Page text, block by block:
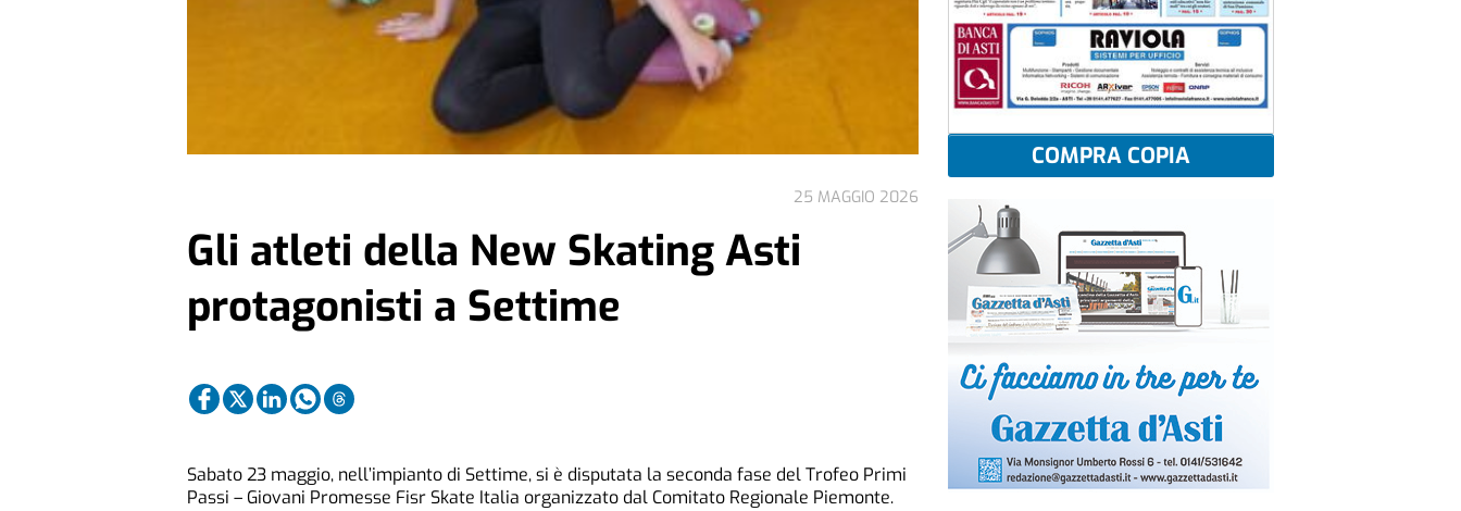
25 MAGGIO 2026
Gli atleti della New Skating Asti
protagonisti a Settime
Sabato 23 maggio, nell’impianto di Settime, si è disputata la seconda fase del Trofeo Primi
Passi – Giovani Promesse Fisr Skate Italia organizzato dal Comitato Regionale Piemonte.
COMPRA COPIA